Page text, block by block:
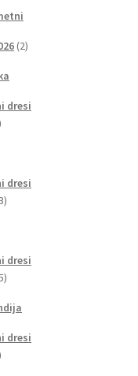
22
dresi
dresi
23
dresi
25
dresi